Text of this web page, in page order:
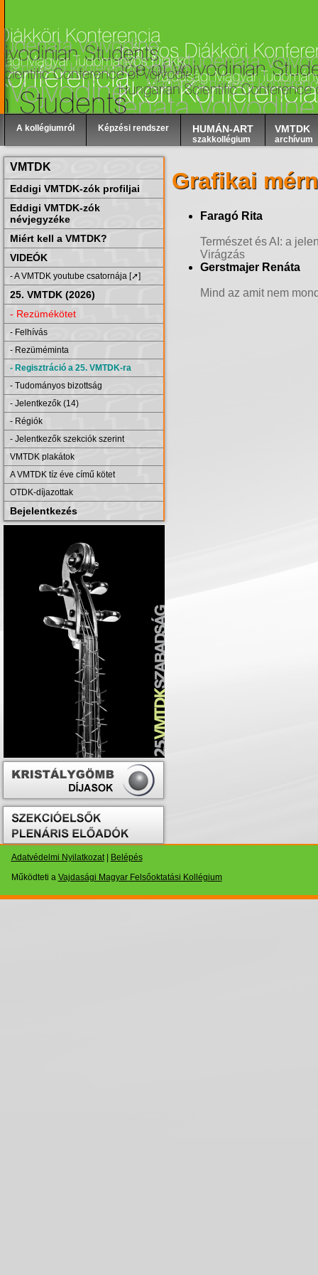
A kollégiumról Képzési rendszer HUMÁN-ART
szakkollégium
VMTDK
archívum
VMTDK
Eddigi VMTDK-zók profiljai
Eddigi VMTDK-zók
névjegyzéke
Miért kell a VMTDK?
VIDEÓK
- A VMTDK youtube csatornája [➚]
25. VMTDK (2026)
- Rezümékötet
- Felhívás
- Rezüméminta
- Regisztráció a 25. VMTDK-ra
- Tudományos bizottság
- Jelentkezők (14)
- Régiók
- Jelentkezők szekciók szerint
VMTDK plakátok
A VMTDK tíz éve című kötet
OTDK-díjazottak
Bejelentkezés
Grafikai
Faragó Rita
Természet és AI: a
Virágzás
Gerstmajer Renáta
Mind az amit nem
Adatvédelmi Nyilatkozat|
Belépés
Működteti a Vajdasági Magyar Felsőoktatási Kollégium